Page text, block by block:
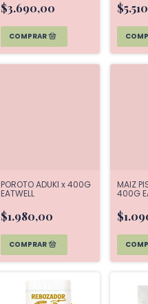
$3.690,00
POROTO ADUKI x 400G
EATWELL
$1.980,00
MAIZ
400G